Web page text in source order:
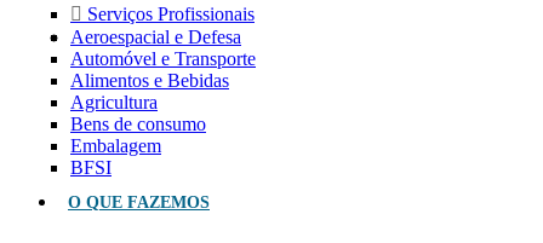
Serviços Profissionais
Aeroespacial e Defesa
Automóvel e Transporte
Alimentos e Bebidas
Agricultura
Bens de consumo
Embalagem
BFSI
O QUE FAZEMOS